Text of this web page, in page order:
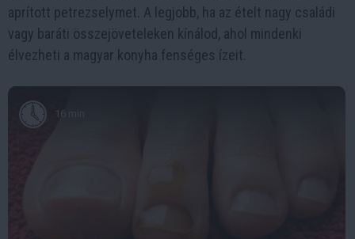
aprított petrezselymet. A legjobb, ha az ételt nagy családi
vagy baráti összejöveteleken kínálod, ahol mindenki
élvezheti a magyar konyha fenséges ízeit.
16 min